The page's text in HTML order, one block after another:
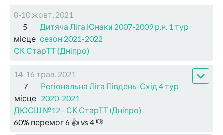
8-10 жовт, 2021
5
місце
Дитяча Ліга Юнаки 2007-2009 р.н. 1 тур
сезон 2021-2022
СК СтарТТ (Дніпро)
14-16 трав, 2021
7
місце
Регіональна Ліга Південь-Схід 4 тур
2020-2021
ДЮСШ №12 - СК СтарТТ (Дніпро)
60% перемог6 👍 vs 4👎